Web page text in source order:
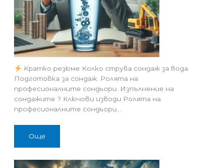
Кратко резюме Колко струва сондаж за вода.
Подготовка за сондаж. Ролята на
професионалните сондьори. Изпълнение на
сондажите ? Ключови изводи Ролята на
професионалните сондьори…
Още